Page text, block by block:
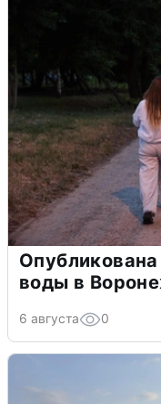
воды в
6 августа 0